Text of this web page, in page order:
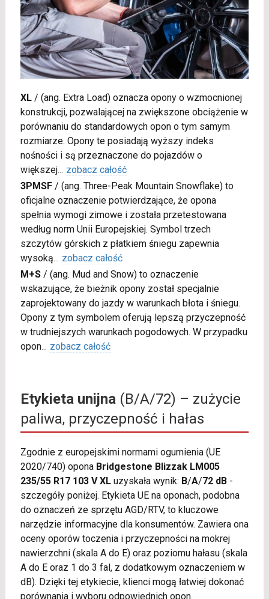
XL/ (ang. Extra Load) oznacza opony o wzmocnionej
konstrukcji, pozwalającej na zwiększone obciążenie w
porównaniu do standardowych opon o tym samym
rozmiarze. Opony te posiadają wyższy indeks
nośności i są przeznaczone do pojazdów o
większej... zobacz całość
3PMSF/ (ang. Three-Peak Mountain Snowflake) to
oficjalne oznaczenie potwierdzające, że opona
spełnia wymogi zimowe i została przetestowana
według norm Unii Europejskiej. Symbol trzech
szczytów górskich z płatkiem śniegu zapewnia
wysoką... zobacz całość
M+S/ (ang. Mud and Snow) to oznaczenie
wskazujące, że bieżnik opony został specjalnie
zaprojektowany do jazdy w warunkach błota i śniegu.
Opony z tym symbolem oferują lepszą przyczepność
w trudniejszych warunkach pogodowych. W przypadku
opon... zobacz całość
Etykieta unijna(B/A/72) – zużycie
paliwa, przyczepność i hałas
Zgodnie z europejskimi normami ogumienia (UE
2020/740) opona Bridgestone Blizzak LM005
235/55 R17 103 V XLuzyskała wynik: B/A/72 dB-
szczegóły poniżej. Etykieta UE na oponach, podobna
do oznaczeń ze sprzętu AGD/RTV, to kluczowe
narzędzie informacyjne dla konsumentów. Zawiera ona
oceny oporów toczenia i przyczepności na mokrej
nawierzchni (skala A do E) oraz poziomu hałasu (skala
A do E oraz 1 do 3 fal, z dodatkowym oznaczeniem w
dB). Dzięki tej etykiecie, klienci mogą łatwiej dokonać
porównania i wyboru odpowiednich opon.